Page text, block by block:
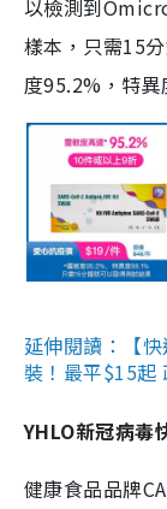
以檢測到
樣本，只需15
度95.2%，特異
延伸閱讀：【
裝！最平$15起
YHLO新冠病毒
健康食品品牌